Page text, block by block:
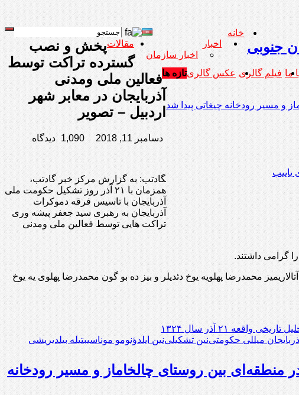
جنوبی
خانه
اخبار
اخبار سازمان
مقالات
ما فیلم گالری عکس گالریتازه ها
و مسیر رودخانه چیغاتی پیدا شد
یاییب
پخش و نصب
گسترده تراکت توسط
فعالین ملی ومدنی
آذربایجان در معابر شهر
اردبیل – تصویر
دسامبر 11, 2018 1,090 دیدگاه
‍گادتب: به گزارش مرکز خبر گادتب،
همزمان با ۲۱ آذر روز تشکیل حکومت ملی
آذربایجان با تاسیس فرقه دموکرات
آذربایجان به رهبری سید جعفر پیشه وری
تراکت هایی توسط فعالین ملی ومدنی
گرامی داشتند.
21 آذری آذربایجانلی لارین غرور گونودور. او گون آتالاریمیز محمدرضا پهلویه یوخ دئدیلر و بیز ده بو گون محمدرضا پهلوی یه یوخ
۲۱ آذر سال ۱۳۲۴
منطقه‌ای بین روستای چالخاماز و مسیر رودخانه